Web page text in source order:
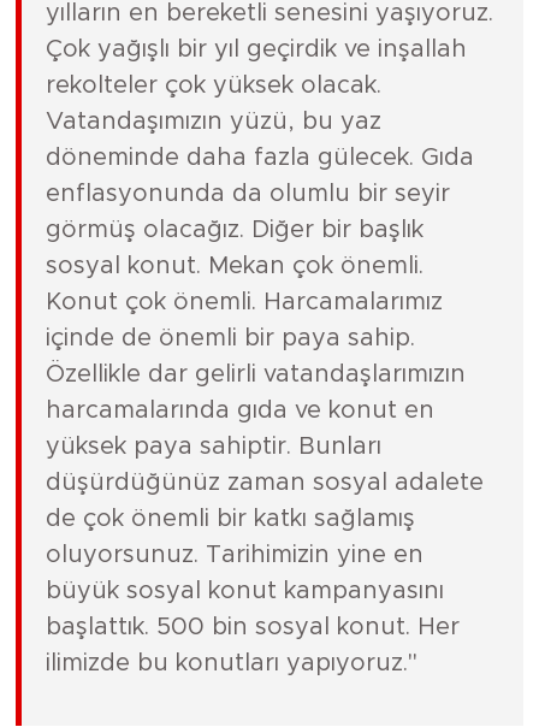
yılların en bereketli senesini yaşıyoruz.
Çok yağışlı bir yıl geçirdik ve inşallah
rekolteler çok yüksek olacak.
Vatandaşımızın yüzü, bu yaz
döneminde daha fazla gülecek. Gıda
enflasyonunda da olumlu bir seyir
görmüş olacağız. Diğer bir başlık
sosyal konut. Mekan çok önemli.
Konut çok önemli. Harcamalarımız
içinde de önemli bir paya sahip.
Özellikle dar gelirli vatandaşlarımızın
harcamalarında gıda ve konut en
yüksek paya sahiptir. Bunları
düşürdüğünüz zaman sosyal adalete
de çok önemli bir katkı sağlamış
oluyorsunuz. Tarihimizin yine en
büyük sosyal konut kampanyasını
başlattık. 500 bin sosyal konut. Her
ilimizde bu konutları yapıyoruz."